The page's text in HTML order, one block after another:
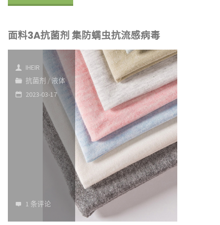
应
用
案
例"
进
口
兜
抗
菌
剂"
面料3A抗菌剂 集防螨虫抗流感病毒
IHEIR
抗菌剂 /液体
2023-03-17
1 条评论